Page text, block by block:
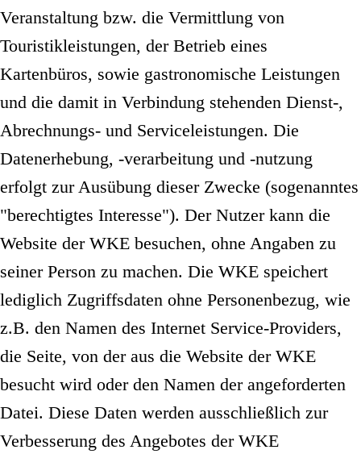
Veranstaltung bzw. die Vermittlung von
Touristikleistungen, der Betrieb eines
Kartenbüros, sowie gastronomische Leistungen
und die damit in Verbindung stehenden Dienst-,
Abrechnungs- und Serviceleistungen. Die
Datenerhebung, -verarbeitung und -nutzung
erfolgt zur Ausübung dieser Zwecke (sogenanntes
"berechtigtes Interesse"). Der Nutzer kann die
Website der WKE besuchen, ohne Angaben zu
seiner Person zu machen. Die WKE speichert
lediglich Zugriffsdaten ohne Personenbezug, wie
z.B. den Namen des Internet Service-Providers,
die Seite, von der aus die Website der WKE
besucht wird oder den Namen der angeforderten
Datei. Diese Daten werden ausschließlich zur
Verbesserung des Angebotes der WKE